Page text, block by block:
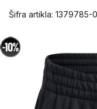
Šifra artikla: 1379785-